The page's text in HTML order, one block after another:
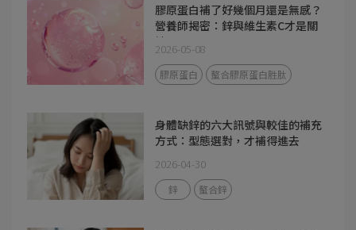
膠原蛋白補了好幾個月還是無感？
營養師揭密：鋅與維生素C才是關
鍵
2026-05-08
膠原蛋白 螯合膠原蛋白胜肽
身體缺鋅的六大訊號與較佳的補充
方式：型態選對，才補得進去
2026-04-30
鋅 螯合鋅